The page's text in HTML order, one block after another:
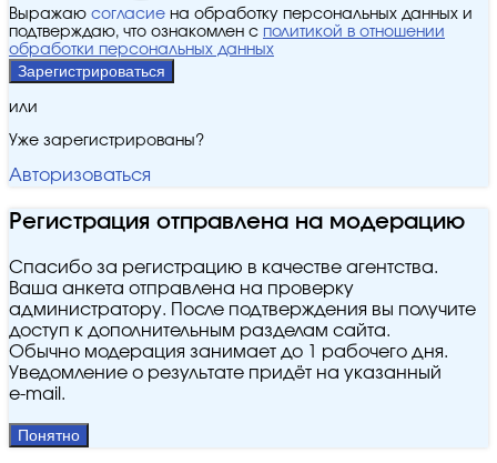
Выражаю согласие на обработку персональных данных и
подтверждаю, что ознакомлен с политикой в отношении
обработки персональных данных
Зарегистрироваться
или
Уже зарегистрированы?
Авторизоваться
Регистрация отправлена на модерацию
Спасибо за регистрацию в качестве агентства.
Ваша анкета отправлена на проверку
администратору. После подтверждения вы получите
доступ к дополнительным разделам сайта.
Обычно модерация занимает до 1 рабочего дня.
Уведомление о результате придёт на указанный
e‑mail.
Понятно